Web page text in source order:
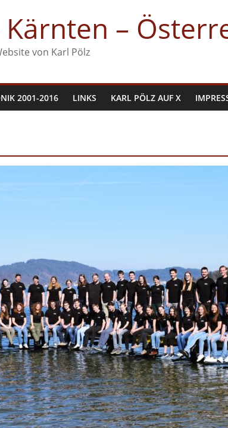
–
von Karl Pölz
2001-2016 LINKS KARL PÖLZ AUF X